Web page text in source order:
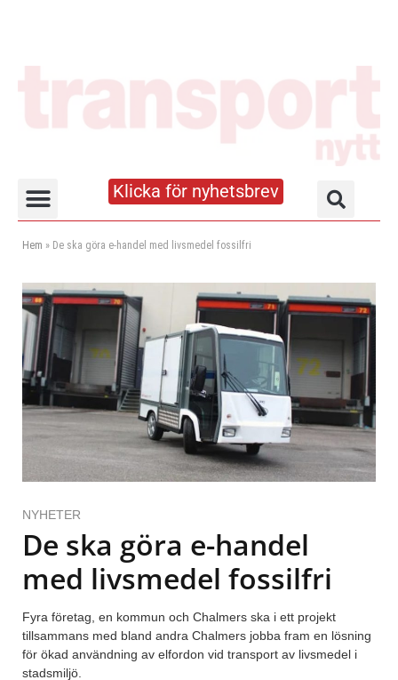
Klicka för nyhetsbrev
Hem » De ska göra e-handel med livsmedel fossilfri
NYHETER
De ska göra e-handel
med livsmedel fossilfri
Fyra företag, en kommun och Chalmers ska i ett projekt
tillsammans med bland andra Chalmers jobba fram en lösning
för ökad användning av elfordon vid transport av livsmedel i
stadsmiljö.